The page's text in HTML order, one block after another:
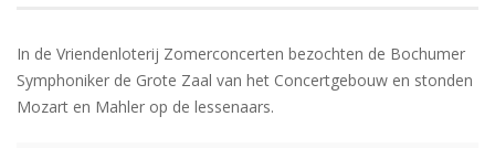
In de Vriendenloterij Zomerconcerten bezochten de Bochumer
Symphoniker de Grote Zaal van het Concertgebouw en stonden
Mozart en Mahler op de lessenaars.